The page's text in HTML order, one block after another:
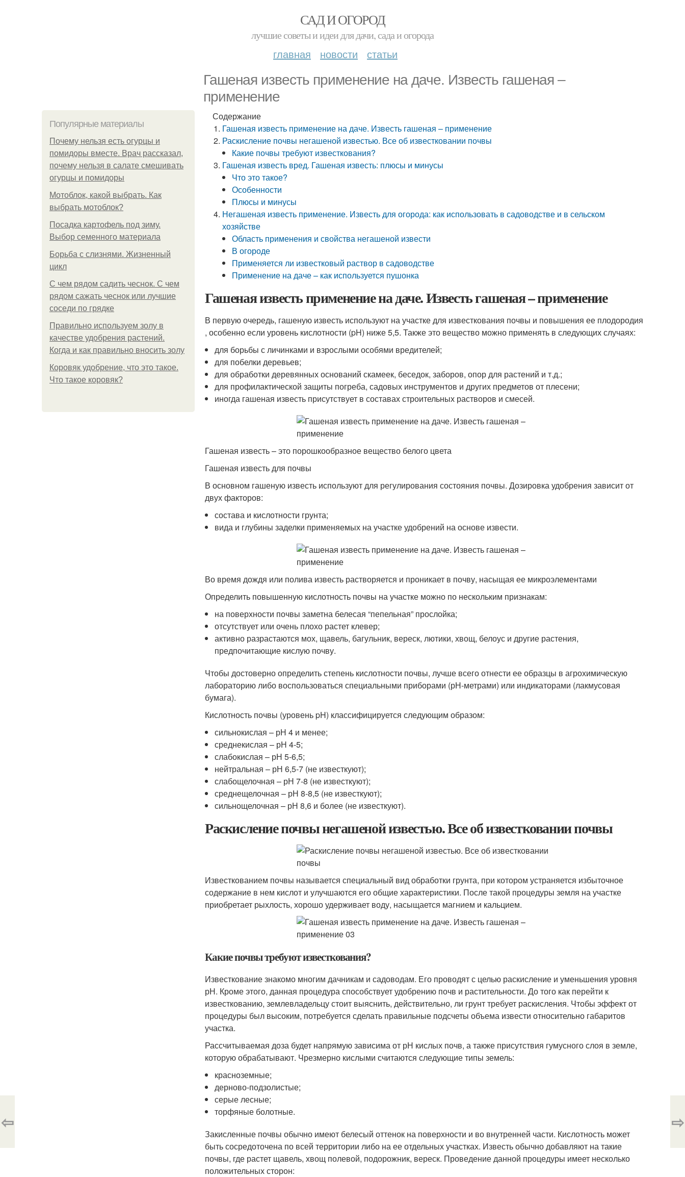
САД И ОГОРОД
лучшие советы и идеи для дачи, сада и огорода
главная новости статьи
Гашеная известь применение на даче. Известь гашеная –
применение
Популярные материалы
Почему нельзя есть огурцы и
помидоры вместе. Врач рассказал,
почему нельзя в салате смешивать
огурцы и помидоры
Мотоблок, какой выбрать. Как
выбрать мотоблок?
Посадка картофель под зиму.
Выбор семенного материала
Борьба с слизнями. Жизненный
цикл
С чем рядом садить чеснок. С чем
рядом сажать чеснок или лучшие
соседи по грядке
Правильно используем золу в
качестве удобрения растений.
Когда и как правильно вносить золу
Коровяк удобрение, что это такое.
Что такое коровяк?
Содержание
Гашеная известь применение на даче. Известь гашеная – применение
Раскисление почвы негашеной известью. Все об известковании почвы
Какие почвы требуют известкования?
Гашеная известь вред. Гашеная известь: плюсы и минусы
Что это такое?
Особенности
Плюсы и минусы
Негашеная известь применение. Известь для огорода: как использовать в садоводстве и в сельском
хозяйстве
Область применения и свойства негашеной извести
В огороде
Применяется ли известковый раствор в садоводстве
Применение на даче – как используется пушонка
Гашеная известь применение на даче. Известь гашеная – применение
В первую очередь, гашеную известь используют на участке для известкования почвы и повышения ее плодородия
, особенно если уровень кислотности (pH) ниже 5,5. Также это вещество можно применять в следующих случаях:
для борьбы с личинками и взрослыми особями вредителей;
для побелки деревьев;
для обработки деревянных оснований скамеек, беседок, заборов, опор для растений и т.д.;
для профилактической защиты погреба, садовых инструментов и других предметов от плесени;
иногда гашеная известь присутствует в составах строительных растворов и смесей.
Гашеная известь – это порошкообразное вещество белого цвета
Гашеная известь для почвы
В основном гашеную известь используют для регулирования состояния почвы. Дозировка удобрения зависит от
двух факторов:
состава и кислотности грунта;
вида и глубины заделки применяемых на участке удобрений на основе извести.
Во время дождя или полива известь растворяется и проникает в почву, насыщая ее микроэлементами
Определить повышенную кислотность почвы на участке можно по нескольким признакам:
на поверхности почвы заметна белесая “пепельная” прослойка;
отсутствует или очень плохо растет клевер;
активно разрастаются мох, щавель, багульник, вереск, лютики, хвощ, белоус и другие растения,
предпочитающие кислую почву.
Чтобы достоверно определить степень кислотности почвы, лучше всего отнести ее образцы в агрохимическую
лабораторию либо воспользоваться специальными приборами (рН-метрами) или индикаторами (лакмусовая
бумага).
Кислотность почвы (уровень pH) классифицируется следующим образом:
сильнокислая – рН 4 и менее;
среднекислая – рН 4-5;
слабокислая – рН 5-6,5;
нейтральная – рН 6,5-7 (не известкуют);
слабощелочная – рН 7-8 (не известкуют);
среднещелочная – рН 8-8,5 (не известкуют);
сильнощелочная – рН 8,6 и более (не известкуют).
Раскисление почвы негашеной известью. Все об известковании почвы
Известкованием почвы называется специальный вид обработки грунта, при котором устраняется избыточное
содержание в нем кислот и улучшаются его общие характеристики. После такой процедуры земля на участке
приобретает рыхлость, хорошо удерживает воду, насыщается магнием и кальцием.
Какие почвы требуют известкования?
Известкование знакомо многим дачникам и садоводам. Его проводят с целью раскисление и уменьшения уровня
рН. Кроме этого, данная процедура способствует удобрению почв и растительности. До того как перейти к
известкованию, землевладельцу стоит выяснить, действительно, ли грунт требует раскисления. Чтобы эффект от
процедуры был высоким, потребуется сделать правильные подсчеты объема извести относительно габаритов
участка.
Рассчитываемая доза будет напрямую зависима от рН кислых почв, а также присутствия гумусного слоя в земле,
которую обрабатывают. Чрезмерно кислыми считаются следующие типы земель:
красноземные;
дерново-подзолистые;
серые лесные;
торфяные болотные.
Закисленные почвы обычно имеют белесый оттенок на поверхности и во внутренней части. Кислотность может
быть сосредоточена по всей территории либо на ее отдельных участках. Известь обычно добавляют на такие
почвы, где растет щавель, хвощ полевой, подорожник, вереск. Проведение данной процедуры имеет несколько
положительных сторон:
⇦ ⇨